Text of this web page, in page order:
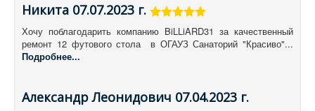
Никита 07.07.2023 г.
Хочу поблагодарить компанию BiLLiARD31 за качественный
ремонт 12 футового стола в ОГАУЗ Санаторий "Красиво"...
Подробнее...
Александр Леонидович 07.04.2023 г.